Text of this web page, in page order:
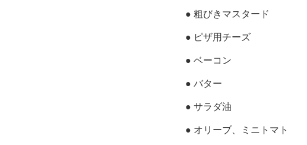
● 粗びきマスタード
● ピザ用チーズ
● ベーコン
● バター
● サラダ油
● オリーブ、ミニトマト